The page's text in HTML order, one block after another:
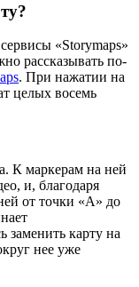
«Storymaps»
рассказывать по-
. При нажатии на
целых восемь
К маркерам на ней
и, благодаря
от точки «А» до
заменить карту на
нее уже